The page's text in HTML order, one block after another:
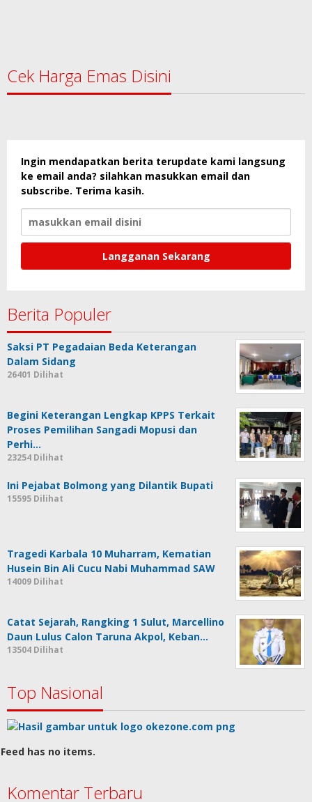
Cek Harga Emas Disini
Ingin mendapatkan berita terupdate kami langsung
ke email anda? silahkan masukkan email dan
subscribe. Terima kasih.
Berita Populer
Saksi PT Pegadaian Beda Keterangan
Dalam Sidang
26401 Dilihat
Begini Keterangan Lengkap KPPS Terkait
Proses Pemilihan Sangadi Mopusi dan
Perhi…
23254 Dilihat
Ini Pejabat Bolmong yang Dilantik Bupati
15595 Dilihat
Tragedi Karbala 10 Muharram, Kematian
Husein Bin Ali Cucu Nabi Muhammad SAW
14009 Dilihat
Catat Sejarah, Rangking 1 Sulut, Marcellino
Daun Lulus Calon Taruna Akpol, Keban…
13504 Dilihat
Top Nasional
Feed has no items.
Komentar Terbaru